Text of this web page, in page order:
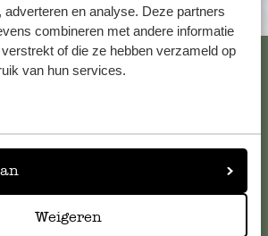
en analyse. Deze partners
combineren met andere informatie
of die ze hebben verzameld op
van hun services.
Weigeren
à proximité
les plus fréquemment posées